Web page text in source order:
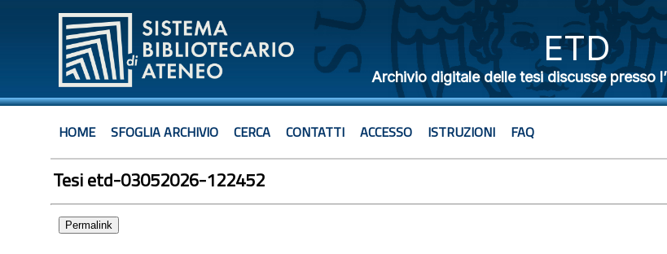
ETD
Archivio digitale delle tesi discusse presso
HOME SFOGLIA ARCHIVIO CERCA CONTATTI ACCESSO ISTRUZIONI FAQ
Tesi etd-03052026-122452
Permalink